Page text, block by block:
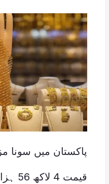
پاکستان میں سونا
قیمت 4 لاکھ 56 ہزار سے متجاوز